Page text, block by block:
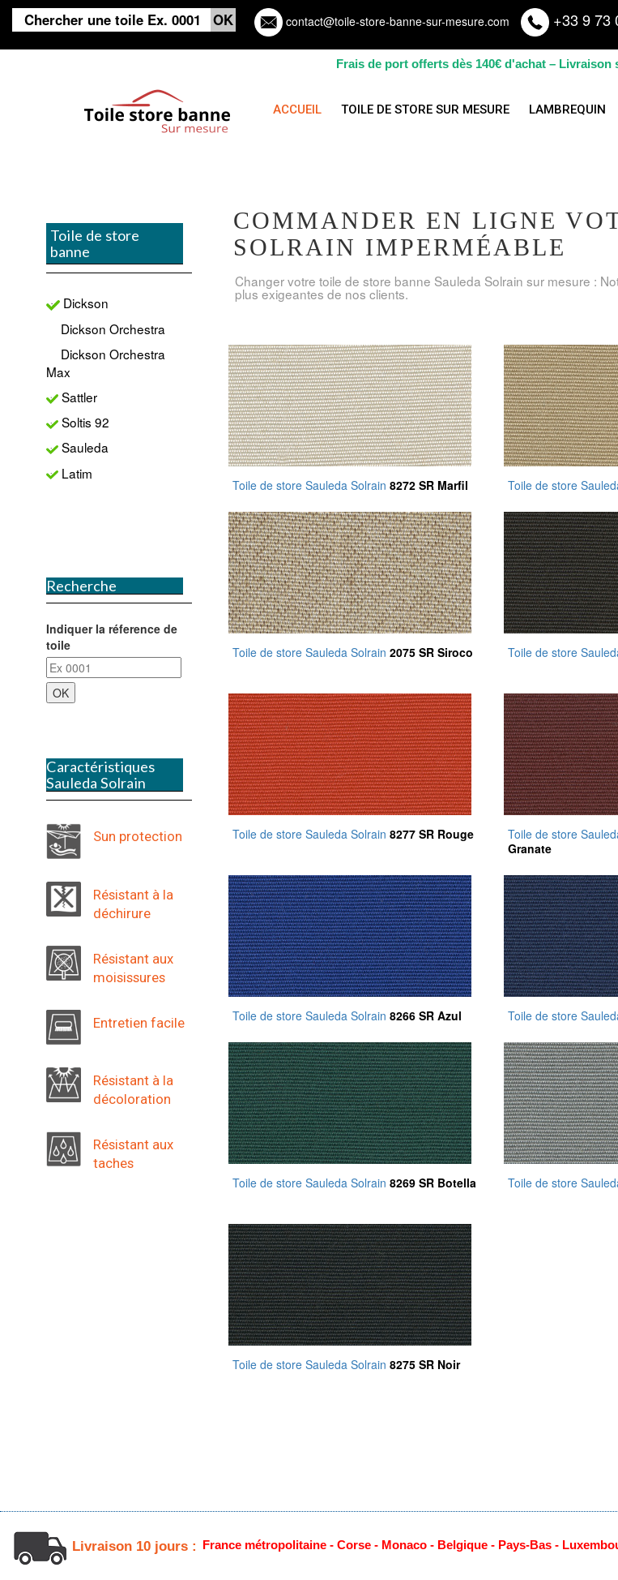
contact@toile-store-banne-sur-mesure.com +33 9 73
Frais de port offerts dès 140€ d'achat – Livraison
ACCUEIL TOILE DE STORE SUR MESURE LAMBREQUIN
Toile de store
banne
Dickson
Dickson Orchestra
Dickson Orchestra
Max
Sattler
Soltis 92
Sauleda
Latim
Recherche
Indiquer la réference de
toile
Caractéristiques
Sauleda Solrain
Sun protection
Résistant à la
déchirure
Résistant aux
moisissures
Entretien facile
Résistant à la
décoloration
Résistant aux
taches
COMMANDER EN LIGNE
SOLRAIN IMPERMÉABLE
Changer votre toile de store banne Sauleda Solrain sur mesure :
plus exigeantes de nos clients.
Toile de store Sauleda Solrain 8272 SR Marfil Toile de store
Toile de store Sauleda Solrain 2075 SR Siroco Toile de store
Toile de store Sauleda Solrain 8277 SR Rouge Toile de store
Granate
Toile de store Sauleda Solrain 8266 SR Azul Toile de store
Toile de store Sauleda Solrain 8269 SR Botella Toile de store
Toile de store Sauleda Solrain 8275 SR Noir
Livraison 10 jours : France métropolitaine - Corse - Monaco - Belgique - Pays-Bas -